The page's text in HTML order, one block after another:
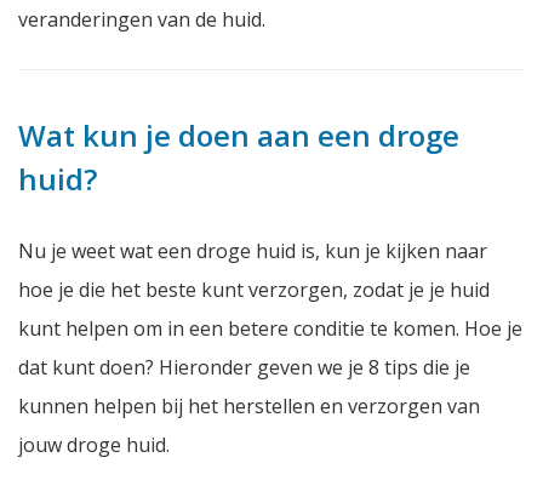
veranderingen van de huid.
Wat kun je doen aan een droge
huid?
Nu je weet wat een droge huid is, kun je kijken naar
hoe je die het beste kunt verzorgen, zodat je je huid
kunt helpen om in een betere conditie te komen. Hoe je
dat kunt doen? Hieronder geven we je 8 tips die je
kunnen helpen bij het herstellen en verzorgen van
jouw droge huid.